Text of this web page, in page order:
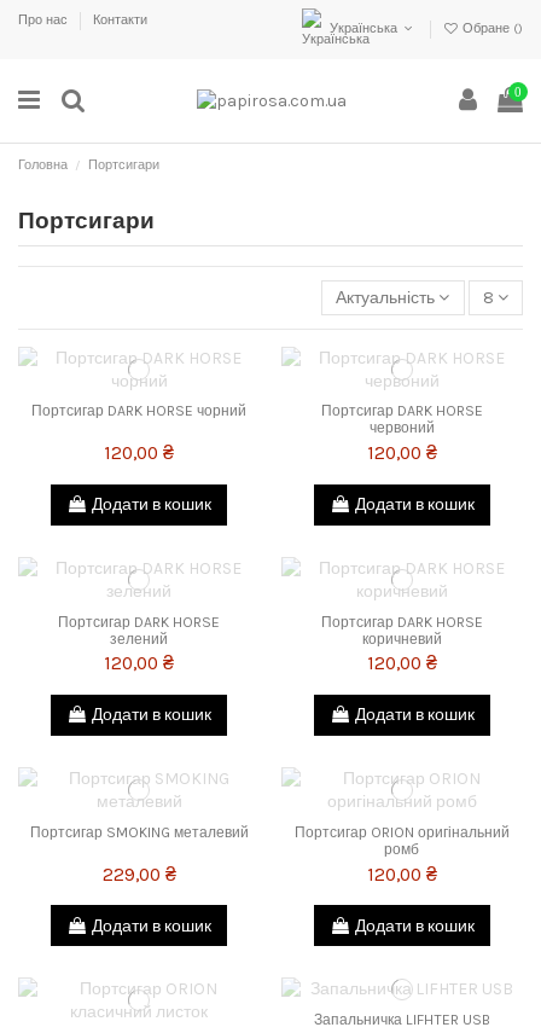
Про нас Контакти
Українська Обране ()
0
Головна Портсигари
Портсигари
Актуальність 8
Портсигар DARK HORSE чорний
120,00 ₴
Додати в кошик
Портсигар DARK HORSE
червоний
120,00 ₴
Додати в кошик
Портсигар DARK HORSE
зелений
120,00 ₴
Додати в кошик
Портсигар DARK HORSE
коричневий
120,00 ₴
Додати в кошик
Портсигар SMOKING металевий
229,00 ₴
Додати в кошик
Портсигар ORION оригінальний
ромб
120,00 ₴
Додати в кошик
Запальничка LIFHTER USB